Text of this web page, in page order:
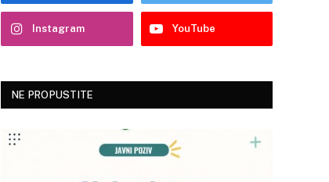
Instagram YouTube
NE PROPUSTITE